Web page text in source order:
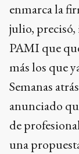
enmarca la
julio,
PAMI que
más los que
Semanas
anunciado
de
una